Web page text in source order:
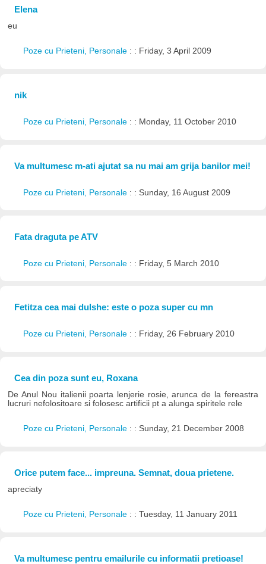
Elena
eu
Poze cu Prieteni, Personale : : Friday, 3 April 2009
nik
Poze cu Prieteni, Personale : : Monday, 11 October 2010
Va multumesc m-ati ajutat sa nu mai am grija banilor mei!
Poze cu Prieteni, Personale : : Sunday, 16 August 2009
Fata draguta pe ATV
Poze cu Prieteni, Personale : : Friday, 5 March 2010
Fetitza cea mai dulshe: este o poza super cu mn
Poze cu Prieteni, Personale : : Friday, 26 February 2010
Cea din poza sunt eu, Roxana
De Anul Nou italienii poarta lenjerie rosie, arunca de la fereastra
lucruri nefolositoare si folosesc artificii pt a alunga spiritele rele
Poze cu Prieteni, Personale : : Sunday, 21 December 2008
Orice putem face... impreuna. Semnat, doua prietene.
apreciaty
Poze cu Prieteni, Personale : : Tuesday, 11 January 2011
Va multumesc pentru emailurile cu informatii pretioase!